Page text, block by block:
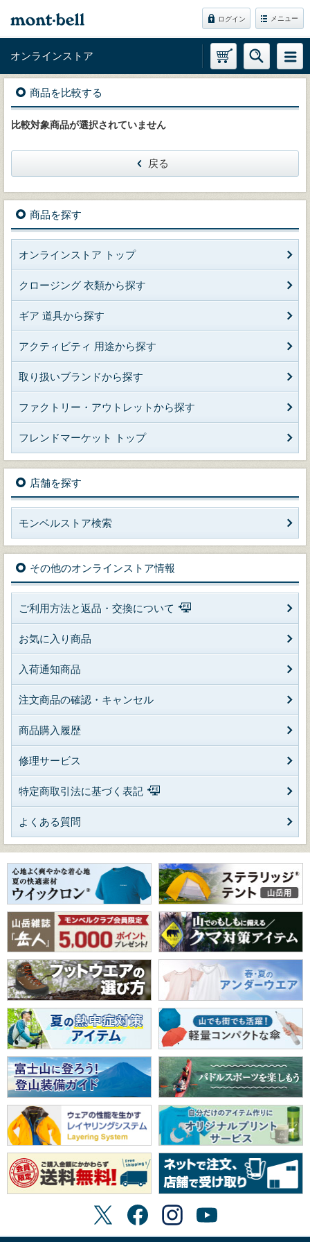
ログイン メニュー
オンラインストア
商品を比較する
比較対象商品が選択されていません
戻る
商品を探す
オンラインストア トップ
クロージング 衣類から探す
ギア 道具から探す
アクティビティ 用途から探す
取り扱いブランドから探す
ファクトリー・アウトレットから探す
フレンドマーケット トップ
店舗を探す
モンベルストア検索
その他のオンラインストア情報
ご利用方法と返品・交換について
お気に入り商品
入荷通知商品
注文商品の確認・キャンセル
商品購入履歴
修理サービス
特定商取引法に基づく表記
よくある質問